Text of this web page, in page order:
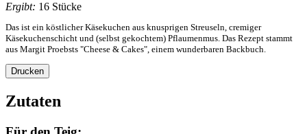
Ergibt: 16 Stücke
Das ist ein köstlicher Käsekuchen aus knusprigen Streuseln, cremiger
Käsekuchenschicht und (selbst gekochtem) Pflaumenmus. Das Rezept stammt
aus Margit Proebsts "Cheese & Cakes", einem wunderbaren Backbuch.
Drucken
Zutaten